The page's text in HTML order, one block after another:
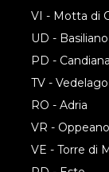
VI - Motta di
UD - Basiliano
PD - Candiana
TV - Vedelago
RO - Adria
VR - Oppeano
VE - Torre di